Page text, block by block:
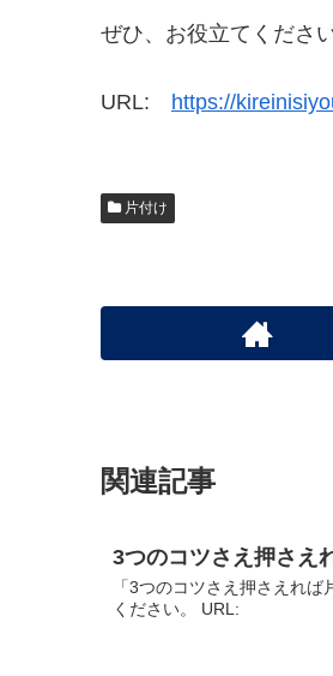
ぜひ、お役立てください
URL: https://
片付け
関連記事
3つのコツさえ押さえ
「3つのコツさえ押さえれ
ください。 URL: